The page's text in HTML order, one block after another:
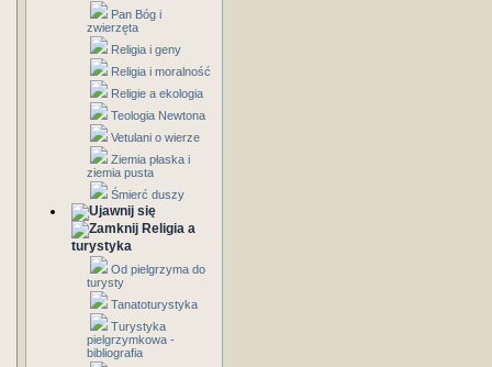
Pan Bóg i
zwierzęta
Religia i geny
Religia i moralność
Religie a ekologia
Teologia Newtona
Vetulani o wierze
Ziemia płaska i
ziemia pusta
Śmierć duszy
Religia a
turystyka
Od pielgrzyma do
turysty
Tanatoturystyka
Turystyka
pielgrzymkowa -
bibliografia